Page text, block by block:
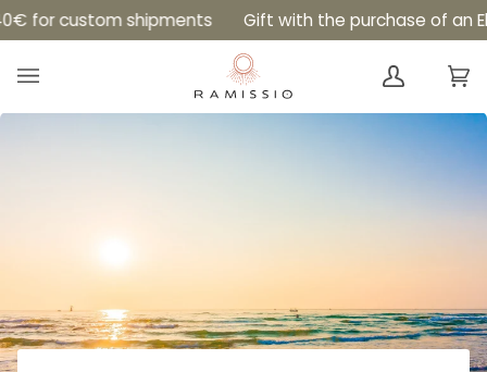
Skip
to
content
custom shipments Gift with the purchase of an